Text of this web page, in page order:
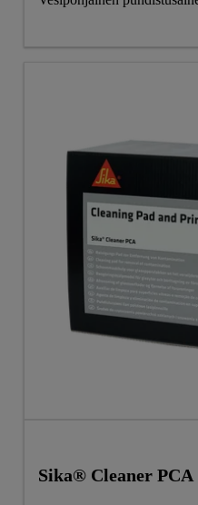
Sika® Cleaner PCA